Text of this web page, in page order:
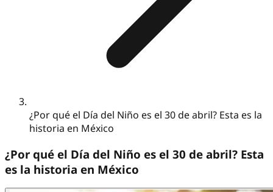
¿Por qué el Día del Niño es el 30 de abril? Esta es la
historia en México
¿Por qué el Día del Niño es el 30 de abril? Esta
es la historia en México